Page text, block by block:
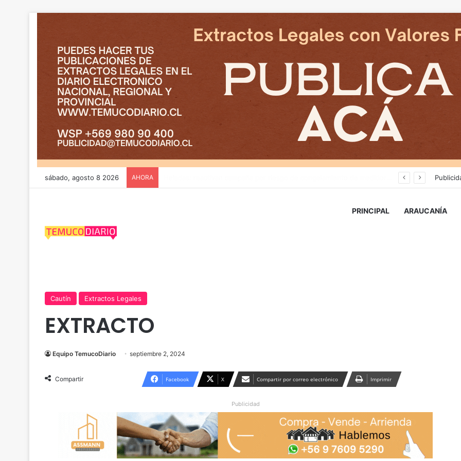
sábado, agosto 8 2026 AHORA
PRINCIPAL ARAUCANÍA
Cautín Extractos Legales
EXTRACTO
Equipo TemucoDiario septiembre 2, 2024
Compartir Facebook X Compartir por correo electrónico Imprimir
Publicidad